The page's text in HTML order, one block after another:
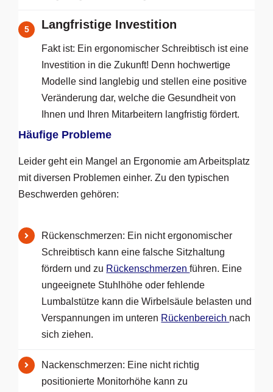
5 Langfristige Investition
Fakt ist: Ein ergonomischer Schreibtisch ist eine
Investition in die Zukunft! Denn hochwertige
Modelle sind langlebig und stellen eine positive
Veränderung dar, welche die Gesundheit von
Ihnen und Ihren Mitarbeitern langfristig fördert.
Häufige Probleme
Leider geht ein Mangel an Ergonomie am Arbeitsplatz
mit diversen Problemen einher. Zu den typischen
Beschwerden gehören:
Rückenschmerzen: Ein nicht ergonomischer
Schreibtisch kann eine falsche Sitzhaltung
fördern und zu Rückenschmerzenführen. Eine
ungeeignete Stuhlhöhe oder fehlende
Lumbalstütze kann die Wirbelsäule belasten und
Verspannungen im unteren Rückenbereich nach
sich ziehen.
Nackenschmerzen: Eine nicht richtig
positionierte Monitorhöhe kann zu